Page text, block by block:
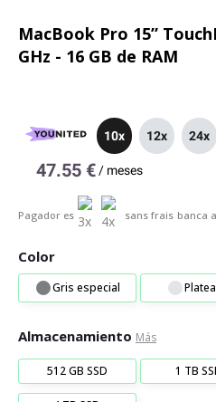
MacBook Pro 15”
GHz - 16 GB de RAM
10x 12x 24x
47.55 € / meses
Pagador es sans frais banca
Color
Gris especial
Almacenamiento Más
512 GB SSD 1 TB